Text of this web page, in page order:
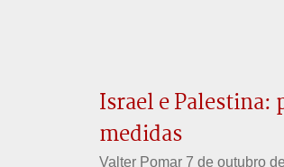
Israel e Palestina:
medidas
Valter Pomar 7 de outubro